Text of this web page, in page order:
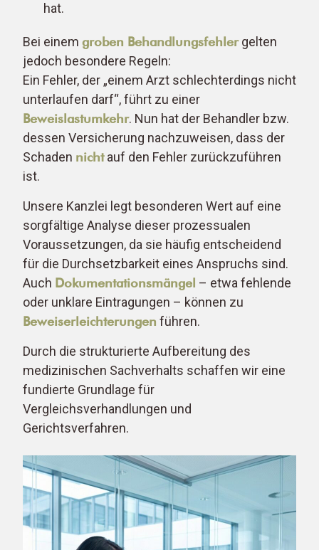
hat.
Bei einem groben Behandlungsfehlergelten
jedoch besondere Regeln:
Ein Fehler, der „einem Arzt schlechterdings nicht
unterlaufen darf“, führt zu einer
Beweislastumkehr. Nun hat der Behandler bzw.
dessen Versicherung nachzuweisen, dass der
Schaden nichtauf den Fehler zurückzuführen
ist.
Unsere Kanzlei legt besonderen Wert auf eine
sorgfältige Analyse dieser prozessualen
Voraussetzungen, da sie häufig entscheidend
für die Durchsetzbarkeit eines Anspruchs sind.
Auch Dokumentationsmängel – etwa fehlende
oder unklare Eintragungen – können zu
Beweiserleichterungen führen.
Durch die strukturierte Aufbereitung des
medizinischen Sachverhalts schaffen wir eine
fundierte Grundlage für
Vergleichsverhandlungen und
Gerichtsverfahren.